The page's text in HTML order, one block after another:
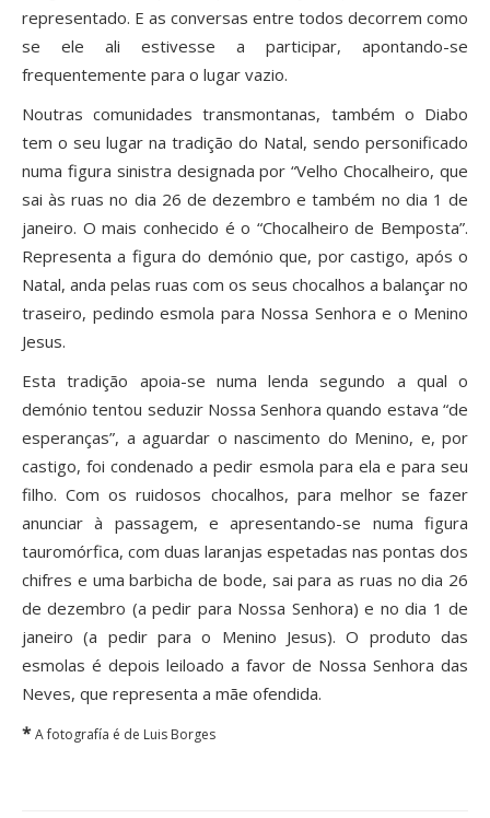
representado. E as conversas entre todos decorrem como
se ele ali estivesse a participar, apontando-se
frequentemente para o lugar vazio.
Noutras comunidades transmontanas, também o Diabo
tem o seu lugar na tradição do Natal, sendo personificado
numa figura sinistra designada por “Velho Chocalheiro, que
sai às ruas no dia 26 de dezembro e também no dia 1 de
janeiro. O mais conhecido é o “Chocalheiro de Bemposta”.
Representa a figura do demónio que, por castigo, após o
Natal, anda pelas ruas com os seus chocalhos a balançar no
traseiro, pedindo esmola para Nossa Senhora e o Menino
Jesus.
Esta tradição apoia-se numa lenda segundo a qual o
demónio tentou seduzir Nossa Senhora quando estava “de
esperanças”, a aguardar o nascimento do Menino, e, por
castigo, foi condenado a pedir esmola para ela e para seu
filho. Com os ruidosos chocalhos, para melhor se fazer
anunciar à passagem, e apresentando-se numa figura
tauromórfica, com duas laranjas espetadas nas pontas dos
chifres e uma barbicha de bode, sai para as ruas no dia 26
de dezembro (a pedir para Nossa Senhora) e no dia 1 de
janeiro (a pedir para o Menino Jesus). O produto das
esmolas é depois leiloado a favor de Nossa Senhora das
Neves, que representa a mãe ofendida.
* A fotografía é de Luis Borges